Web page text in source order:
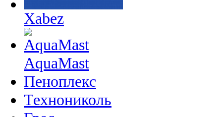
Xabez
AquaMast
Пеноплекс
Технониколь